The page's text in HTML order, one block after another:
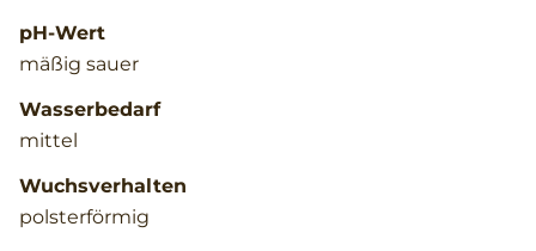
pH-Wert
mäßig sauer
Wasserbedarf
mittel
Wuchsverhalten
polsterförmig